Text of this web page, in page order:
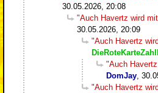
30.05.2026, 20:08
"Auch Havertz wird
30.05.2026, 20:09
"Auch Havertz
"Auch
DomJay
"Auch Havertz